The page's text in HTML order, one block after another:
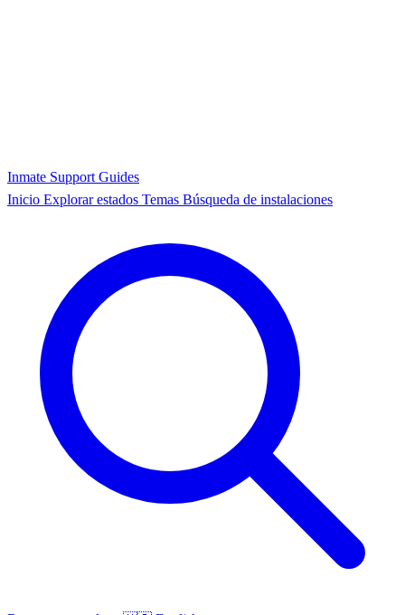
Inmate Support Guides
Inicio Explorar estados Temas Búsqueda de instalaciones